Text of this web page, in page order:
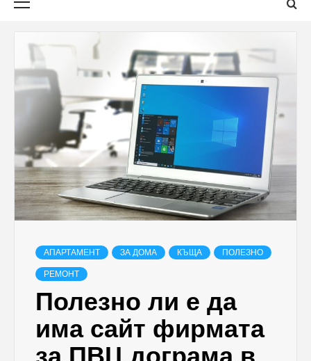
АПАРТАМЕНТ ЗА ДОМА КЪЩА ПОЛЕЗНО
РЕМОНТ
Полезно ли е да
има сайт фирмата